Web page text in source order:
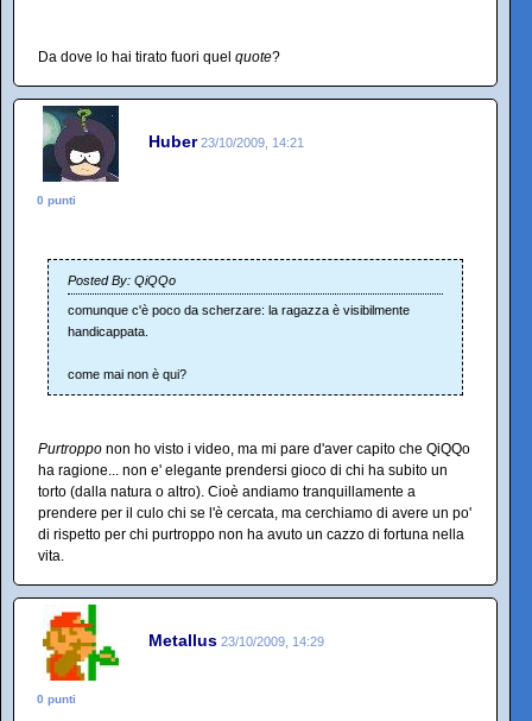
Da dove lo hai tirato fuori quel quote?
Huber 23/10/2009, 14:21
0 punti
Posted By: QiQQo
comunque c'è poco da scherzare: la ragazza è visibilmente
handicappata.
come mai non è qui?
Purtroppo non ho visto i video, ma mi pare d'aver capito che QiQQo
ha ragione... non e' elegante prendersi gioco di chi ha subito un
torto (dalla natura o altro). Cioè andiamo tranquillamente a
prendere per il culo chi se l'è cercata, ma cerchiamo di avere un po'
di rispetto per chi purtroppo non ha avuto un cazzo di fortuna nella
vita.
Metallus 23/10/2009, 14:29
0 punti